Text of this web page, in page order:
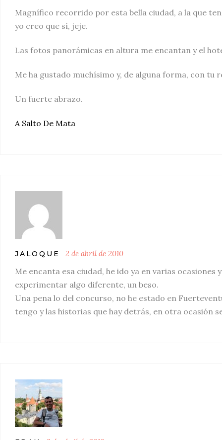
Magnífico recorrido por esta bella ciudad, a la que
yo creo que sí, jeje.
Las fotos panorámicas en altura me encantan y el
Me ha gustado muchísimo y, de alguna forma, con tu
Un fuerte abrazo.
A Salto De Mata
JALOQUE 2 de abril de 2010
Me encanta esa ciudad, he ido ya en varias ocasiones
experimentar algo diferente, un beso.
Una pena lo del concurso, no he estado en
tengo y las historias que hay detrás, en otra ocasión